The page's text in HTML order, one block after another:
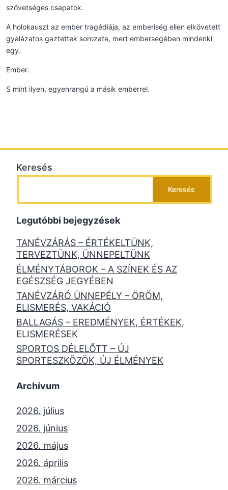
szövetséges csapatok.
A holokauszt az ember tragédiája, az emberiség ellen elkövetett
gyalázatos gaztettek sorozata, mert emberségében mindenki
egy.
Ember.
S mint ilyen, egyenrangú a másik emberrel.
Keresés
Keresés
Legutóbbi bejegyzések
TANÉVZÁRÁS – ÉRTÉKELTÜNK,
TERVEZTÜNK, ÜNNEPELTÜNK
ÉLMÉNYTÁBOROK – A SZÍNEK ÉS AZ
EGÉSZSÉG JEGYÉBEN
TANÉVZÁRÓ ÜNNEPÉLY – ÖRÖM,
ELISMERÉS, VAKÁCIÓ
BALLAGÁS – EREDMÉNYEK, ÉRTÉKEK,
ELISMERÉSEK
SPORTOS DÉLELŐTT – ÚJ
SPORTESZKÖZÖK, ÚJ ÉLMÉNYEK
Archívum
2026. július
2026. június
2026. május
2026. április
2026. március